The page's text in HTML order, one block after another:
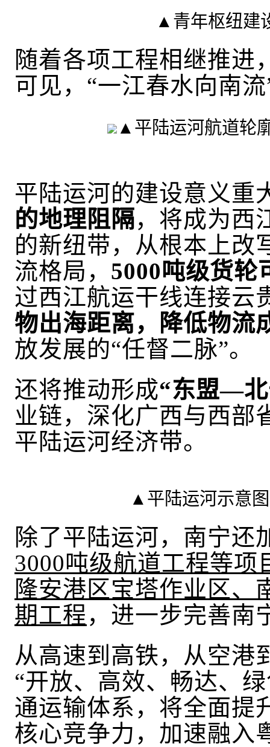
▲青年枢纽建
随着各项工程相继推进
可见， “一江春水向南
▲平陆运河航道轮
平陆运河的建设意义重
的地理阻隔， 将成为西
的新纽带， 从根本上改
流格局， 5000吨级货轮
过西江航运干线连接云
物出海距离，降低物流
放发展的“任督二脉”。
还将推动形成“东盟—
业链，深化广西与西部
平陆运河经济带。
▲平陆运河示意
除了平陆运河，南宁还
3000吨级航道工程等项
隆安港区宝塔作业区、
期工程 ，进一步完善南
从高速到高铁，从空港
“开放、高效、畅达、
通运输体系， 将全面提
核心竞争力 ， 加速融入